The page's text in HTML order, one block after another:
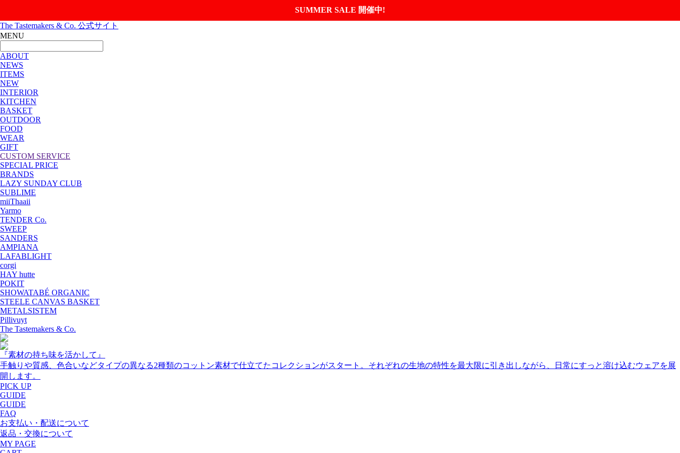
SUMMER SALE 開催中!
The Tastemakers & Co. 公式サイト
MENU
ABOUT
NEWS
ITEMS
NEW
INTERIOR
KITCHEN
BASKET
OUTDOOR
FOOD
WEAR
GIFT
CUSTOM SERVICE
SPECIAL PRICE
BRANDS
LAZY SUNDAY CLUB
SUBLIME
miiThaaii
Yarmo
TENDER Co.
SWEEP
SANDERS
AMPIANA
LAFABLIGHT
corgi
HAY hutte
POKIT
SHOWATABÉ ORGANIC
STEELE CANVAS BASKET
METALSISTEM
Pillivuyt
The Tastemakers & Co.
『素材の持ち味を活かして』
手触りや質感、色合いなどタイプの異なる2種類のコットン素材で仕立てたコレクションがスタート。それぞれの生地の特性を最大限に引き出しながら、日常にすっと溶け込むウェアを展
開します。
PICK UP
GUIDE
GUIDE
FAQ
お支払い・配送について
返品・交換について
MY PAGE